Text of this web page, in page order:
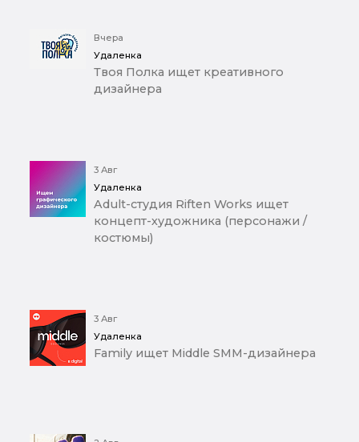
Вчера
Удаленка
Твоя Полка ищет креативного
дизайнера
3 Авг
Удаленка
Adult-студия Riften Works ищет
концепт-художника (персонажи /
костюмы)
3 Авг
Удаленка
Family ищет Middle SMM-дизайнера